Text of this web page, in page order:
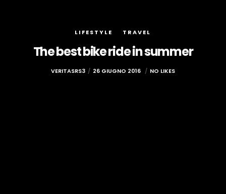
LIFESTYLE TRAVEL
The best bike ride in summer
VERITASRS3 26 GIUGNO 2016 NO LIKES